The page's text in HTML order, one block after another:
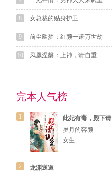
8 女总裁的贴身护卫
9 前尘幽梦：红颜一诺万世劫
10 凤凰涅槃：上神，请自重
完本人气榜
1
此妃有毒，殿下请
慎重
岁月的容颜
女生
2 龙渊逆道